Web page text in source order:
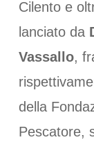
Cilento e
lanciato da
Vassallo,
della
Pescatore,